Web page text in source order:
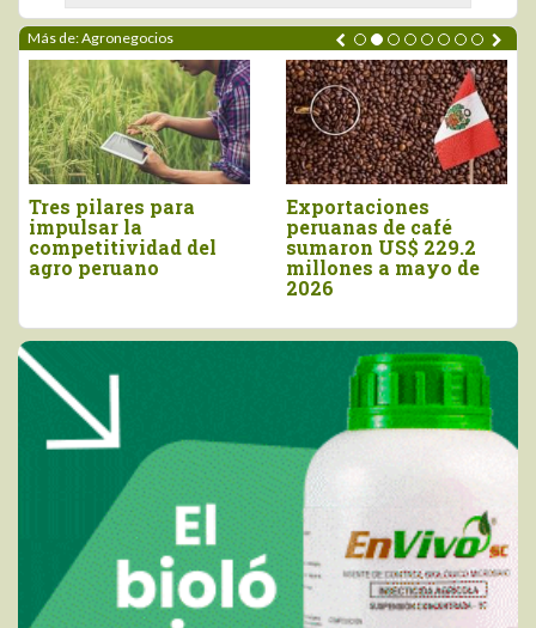
Más de: Agronegocios
Tres pilares para
impulsar la
competitividad del
agro peruano
Exportaciones
peruanas de café
sumaron US$ 229.2
millones a mayo de
2026